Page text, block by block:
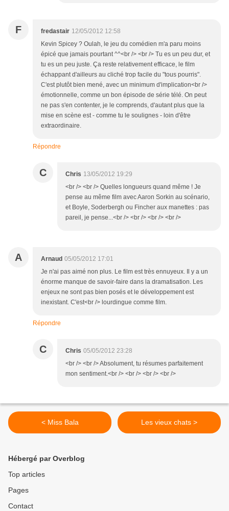
F fredastair 12/05/2012 12:58
Kevin Spicey ? Oulah, le jeu du comédien m'a paru moins
épicé que jamais pourtant ^^<br /> <br /> Tu es un peu dur, et
tu es un peu juste. Ça reste relativement efficace, le film
échappant d'ailleurs au cliché trop facile du "tous pourris".
C'est plutôt bien mené, avec un minimum d'implication<br />
émotionnelle, comme un bon épisode de série télé. On peut
ne pas s'en contenter, je le comprends, d'autant plus que la
mise en scène est - comme tu le soulignes - loin d'être
extraordinaire.
Répondre
C Chris 13/05/2012 19:29
<br /> <br /> Quelles longueurs quand même ! Je
pense au même film avec Aaron Sorkin au scénario,
et Boyle, Soderbergh ou Fincher aux manettes : pas
pareil, je pense...<br /> <br /> <br /> <br />
A Arnaud 05/05/2012 17:01
Je n'ai pas aimé non plus. Le film est très ennuyeux. Il y a un
énorme manque de savoir-faire dans la dramatisation. Les
enjeux ne sont pas bien posés et le développement est
inexistant. C'est<br /> lourdingue comme film.
Répondre
C Chris 05/05/2012 23:28
<br /> <br /> Absolument, tu résumes parfaitement
mon sentiment.<br /> <br /> <br /> <br />
< Miss Bala Les vieux chats >
Hébergé par Overblog
Top articles
Pages
Contact